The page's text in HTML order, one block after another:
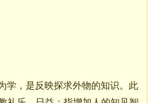
学，是反映探求外物的知识。此